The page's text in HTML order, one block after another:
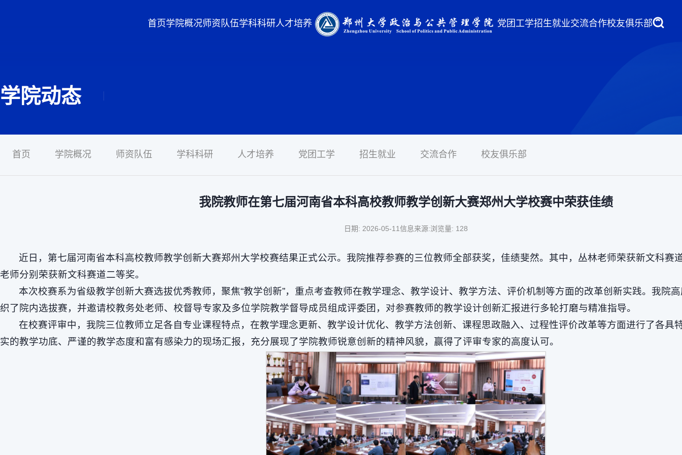
首页学院概况师资队伍学科科研人才培养 党团工学招生就业交流合作校友俱乐部
学院动态
首页 学院概况 师资队伍 学科科研 人才培养 党团工学 招生就业 交流合作 校友俱乐部
我院教师在第七届河南省本科高校教师教学创新大赛郑州大学校赛中荣获佳绩
日期: 2026-05-11信息来源:浏览量: 128
近日，第七届河南省本科高校教师教学创新大赛郑州大学校赛结果正式公示。我院推荐参赛的三位教师全部获奖，佳绩斐然。其中，丛林老师荣获新文科赛
老师分别荣获新文科赛道二等奖。
本次校赛系为省级教学创新大赛选拔优秀教师，聚焦“教学创新”，重点考查教师在教学理念、教学设计、教学方法、评价机制等方面的改革创新实践。我院
织了院内选拔赛，并邀请校教务处老师、校督导专家及多位学院教学督导成员组成评委团，对参赛教师的教学设计创新汇报进行多轮打磨与精准指导。
在校赛评审中，我院三位教师立足各自专业课程特点，在教学理念更新、教学设计优化、教学方法创新、课程思政融入、过程性评价改革等方面进行了各具
实的教学功底、严谨的教学态度和富有感染力的现场汇报，充分展现了学院教师锐意创新的精神风貌，赢得了评审专家的高度认可。